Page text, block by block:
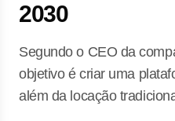
2030
Segundo o CEO da
objetivo é criar uma
além da locação